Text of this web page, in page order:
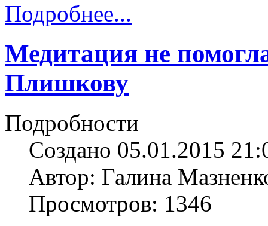
Подробнее...
Медитация не
Плишкову
Подробности
Создано 05.01.2015
Автор: Галина
Просмотров: 1346